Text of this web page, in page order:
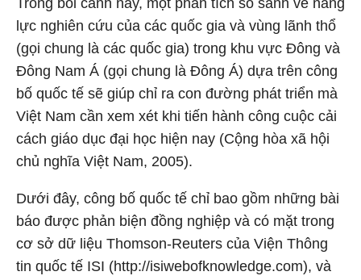
Trong bối cảnh này, một phân tích so sánh về năng
lực nghiên cứu của các quốc gia và vùng lãnh thổ
(gọi chung là các quốc gia) trong khu vực Đông và
Đông Nam Á (gọi chung là Đông Á) dựa trên công
bố quốc tế sẽ giúp chỉ ra con đường phát triển mà
Việt Nam cần xem xét khi tiến hành công cuộc cải
cách giáo dục đại học hiện nay (Cộng hòa xã hội
chủ nghĩa Việt Nam, 2005).
Dưới đây, công bố quốc tế chỉ bao gồm những bài
báo được phản biện đồng nghiệp và có mặt trong
cơ sở dữ liệu Thomson-Reuters của Viện Thông
tin quốc tế ISI (http://isiwebofknowledge.com), và